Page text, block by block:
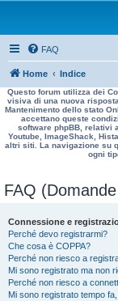
FAQ
Home Indice
Questo forum utilizza dei
visiva di una nuova
Mantenimento dello stato
accettano queste
software phpBB, relativi
Youtube, ImageShack,
altri siti. La navigazione su
ogni
FAQ
Connessione e
Perché devo registrarmi?
Che cosa è COPPA?
Perché non riesco a
Mi sono registrato ma non
Perché non riesco a
Mi sono registrato tempo